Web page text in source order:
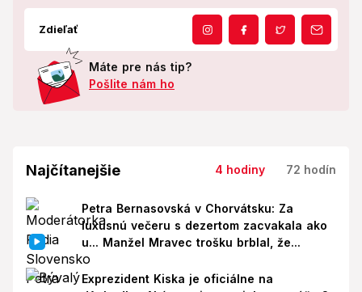
Zdieľať
Máte pre nás tip?
Pošlite nám ho
Najčítanejšie 4 hodiny 72 hodín
Petra Bernasovská v Chorvátsku: Za
luxusnú večeru s dezertom zacvakala ako
u... Manžel Mravec trošku brblal, že...
Exprezident Kiska je oficiálne na